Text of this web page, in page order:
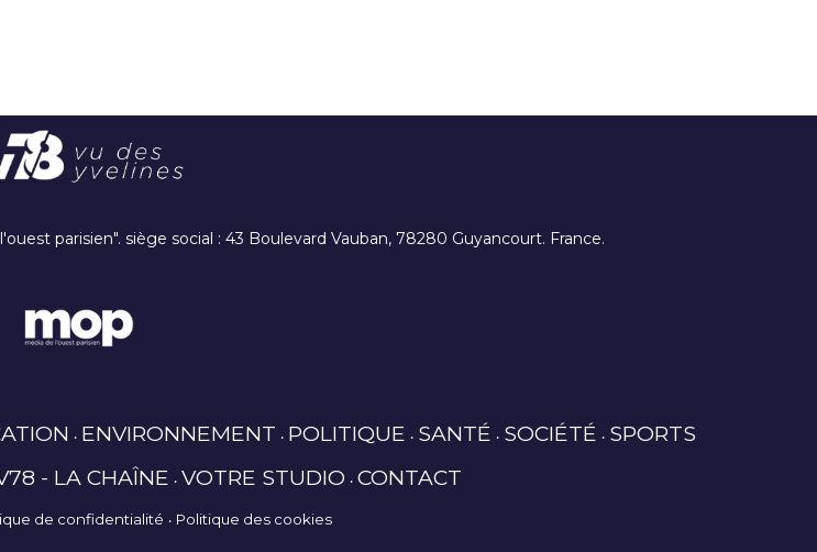
parisien". siège social : 43 Boulevard Vauban, 78280 Guyancourt. France.
ENVIRONNEMENT POLITIQUE SANTÉ SOCIÉTÉ SPORTS
- LA CHAÎNE VOTRE STUDIO CONTACT
de confidentialité Politique des cookies